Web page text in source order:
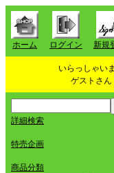
ホーム ログイン 新規
いらっしゃい
ゲストさん
詳細検索
特売企画
商品分類